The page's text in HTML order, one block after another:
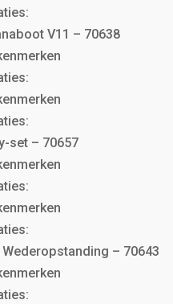
V11 – 70638
set – 70657
– 70643